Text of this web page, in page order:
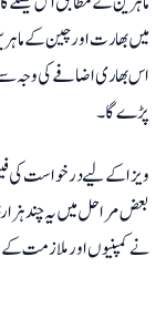
میں بھارت اور چین کے
اس بھاری اضافے کی وجہ سے
پڑے گا۔
نے کمپنیوں اور ملازمت